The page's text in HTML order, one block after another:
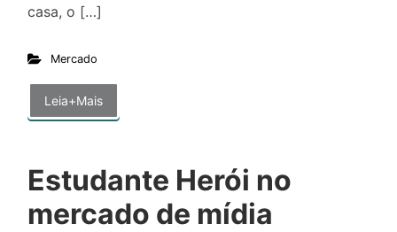
casa, o […]
Mercado
Leia+Mais
Estudante Herói no
mercado de mídia